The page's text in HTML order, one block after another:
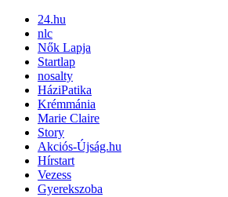
24.hu
nlc
Nők Lapja
Startlap
nosalty
HáziPatika
Krémmánia
Marie Claire
Story
Akciós-Újság.hu
Hírstart
Vezess
Gyerekszoba